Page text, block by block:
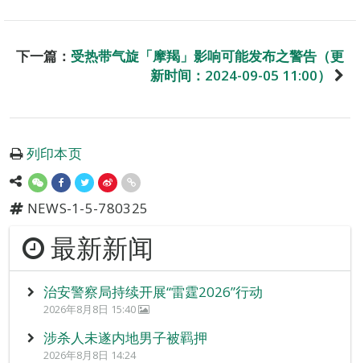
下一篇： 受热带气旋「摩羯」影响可能发布之警告（更
新时间：2024-09-05 11:00）
列印本页
NEWS-1-5-780325
最新新闻
治安警察局持续开展“雷霆2026”行动
2026年8月8日 15:40
涉杀人未遂内地男子被羁押
2026年8月8日 14:24